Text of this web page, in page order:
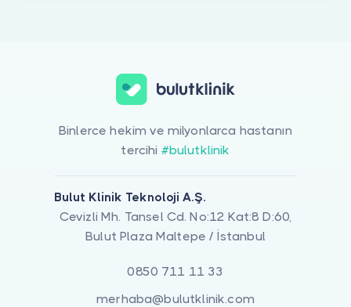
Binlerce hekim ve milyonlarca hastanın
tercihi #bulutklinik
Bulut Klinik Teknoloji A.Ş.
Cevizli Mh. Tansel Cd. No:12 Kat:8 D:60,
Bulut Plaza Maltepe / İstanbul
0850 711 11 33
merhaba@bulutklinik.com